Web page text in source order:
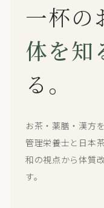
一杯の
体を知
る。
お茶・薬膳・漢方
管理栄養士と日本
和の視点から体質
す。